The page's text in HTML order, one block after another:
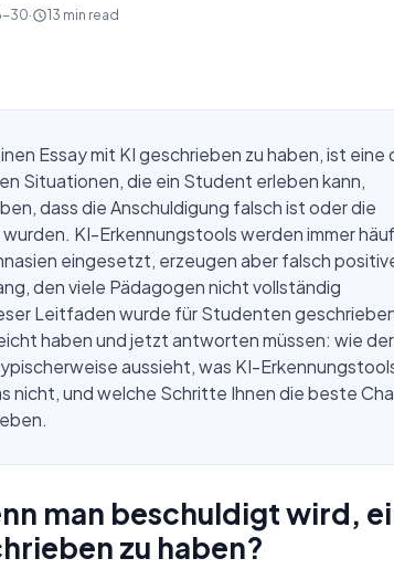
30· 13 min read
Essay mit KI geschrieben zu haben, ist eine
Situationen, die ein Student erleben kann,
dass die Anschuldigung falsch ist oder die
KI-Erkennungstools werden immer
eingesetzt, erzeugen aber falsch
den viele Pädagogen nicht vollständig
Leitfaden wurde für Studenten
haben und jetzt antworten müssen: wie der
aussieht, was KI-
nicht, und welche Schritte Ihnen die beste
man beschuldigt wird,
zu haben?